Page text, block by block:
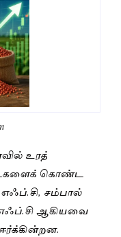
உரத்
கொண்ட
சம்பால்
ஆகியவை